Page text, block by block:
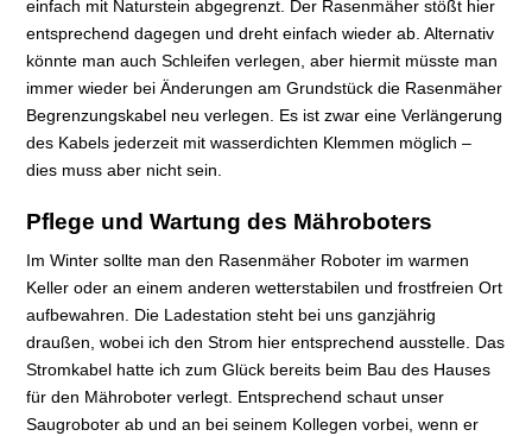
einfach mit Naturstein abgegrenzt. Der Rasenmäher stößt hier
entsprechend dagegen und dreht einfach wieder ab. Alternativ
könnte man auch Schleifen verlegen, aber hiermit müsste man
immer wieder bei Änderungen am Grundstück die Rasenmäher
Begrenzungskabel neu verlegen. Es ist zwar eine Verlängerung
des Kabels jederzeit mit wasserdichten Klemmen möglich –
dies muss aber nicht sein.
Pflege und Wartung des Mähroboters
Im Winter sollte man den Rasenmäher Roboter im warmen
Keller oder an einem anderen wetterstabilen und frostfreien Ort
aufbewahren. Die Ladestation steht bei uns ganzjährig
draußen, wobei ich den Strom hier entsprechend ausstelle. Das
Stromkabel hatte ich zum Glück bereits beim Bau des Hauses
für den Mähroboter verlegt. Entsprechend schaut unser
Saugroboter ab und an bei seinem Kollegen vorbei, wenn er